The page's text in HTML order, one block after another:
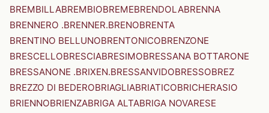
BREMBILLABREMBIOBREMEBRENDOLABRENNA
BRENNERO .BRENNER.BRENOBRENTA
BRENTINO BELLUNOBRENTONICOBRENZONE
BRESCELLOBRESCIABRESIMOBRESSANA BOTTARONE
BRESSANONE .BRIXEN.BRESSANVIDOBRESSOBREZ
BREZZO DI BEDEROBRIAGLIABRIATICOBRICHERASIO
BRIENNOBRIENZABRIGA ALTABRIGA NOVARESE